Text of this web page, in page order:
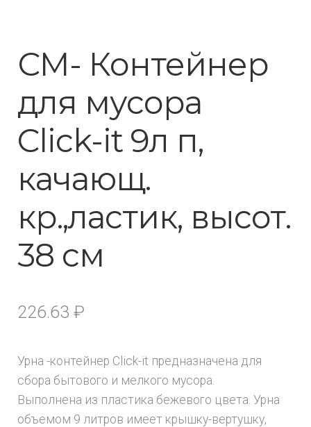
СМ- Контейнер
для мусора
Click-it 9л п,
качающ.
кр.,ластик, высот.
38 см
226.63 ₽
Урна -контейнер Click-it предназначена для
сбора бытового и мелкого мусора.
Выполнена из пластика бежевого цвета. Урна
объемом 9 литров имеет крышку-вертушку,